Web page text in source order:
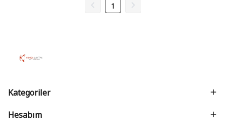
1
Kategoriler
Hesabım